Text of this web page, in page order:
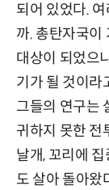
되어 있었다.
까. 총탄자국이
대상이 되었으
기가 될 것이라
그들의 연구는
귀하지 못한 전
날개, 꼬리에
도 살아 돌아왔